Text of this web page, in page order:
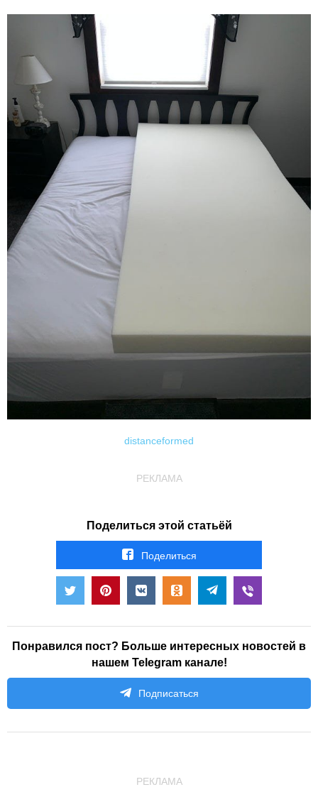
distanceformed
РЕКЛАМА
Поделиться этой статьёй
Поделиться
Понравился пост? Больше интересных новостей в
нашем Telegram канале!
Подписаться
РЕКЛАМА